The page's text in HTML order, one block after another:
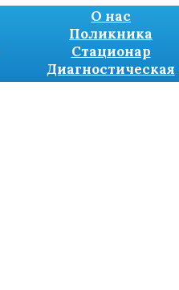
О нас
Поликника
Стационар
Диагностическая